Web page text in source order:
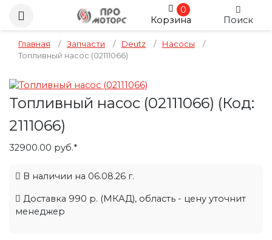
0
Корзина
Поиск
Главная / Запчасти / Deutz / Насосы
/
Топливный насос (02111066)
Топливный насос (02111066) (Код:
2111066)
32900.00 руб.*
В наличии на 06.08.26 г.
Доставка 990 р. (МКАД), область - цену уточнит
менеджер